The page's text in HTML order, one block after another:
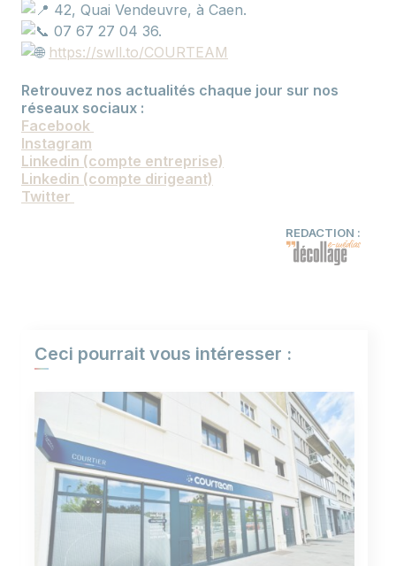
42, Quai Vendeuvre, à Caen.
07 67 27 04 36.
https://swll.to/COURTEAM
Retrouvez nos actualités chaque jour sur nos
réseaux sociaux :
Facebook
Instagram
Linkedin (compte entreprise)
Linkedin (compte dirigeant)
Twitter
REDACTION :
Ceci pourrait vous intéresser :